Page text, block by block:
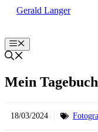
Gerald Langer
Menü
Mein
18/03/2024